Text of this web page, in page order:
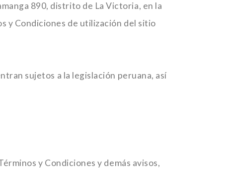
890, distrito de La Victoria, en la
y Condiciones de utilización del sitio
sujetos a la legislación peruana, así
y Condiciones y demás avisos,